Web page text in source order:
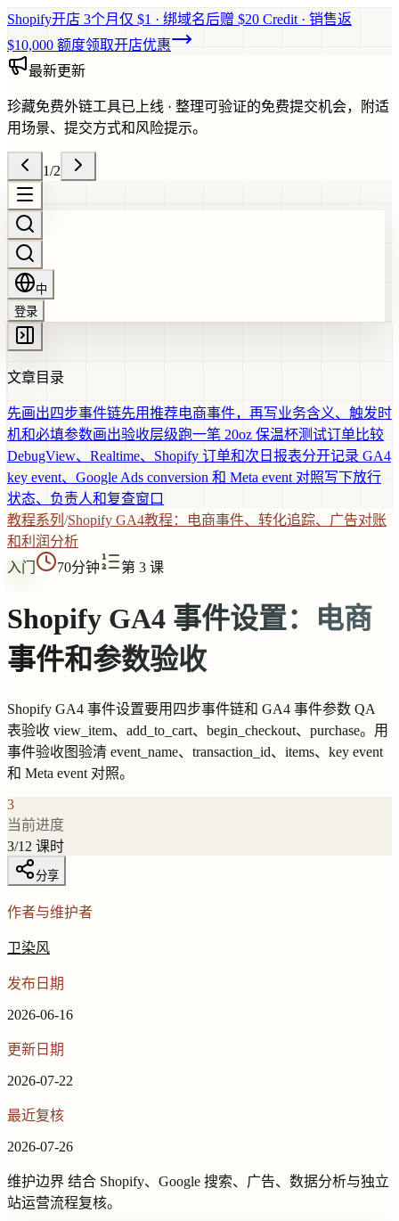
Shopify开店 3个月仅 $1 · 绑域名后赠 $20 Credit · 销售返
$10,000 额度领取开店优惠
最新更新
珍藏免费外链工具已上线 · 整理可验证的免费提交机会，附适
用场景、提交方式和风险提示。
1/2
中
登录
文章目录
先画出四步事件链先用推荐电商事件，再写业务含义、触发时
机和必填参数画出验收层级跑一笔 20oz 保温杯测试订单比较
DebugView、Realtime、Shopify 订单和次日报表分开记录 GA4
key event、Google Ads conversion 和 Meta event 对照写下放行
状态、负责人和复查窗口
教程系列 /Shopify GA4教程：电商事件、转化追踪、广告对账
和利润分析
入门
70分钟 第 3 课
Shopify GA4 事件设置：电商
事件和参数验收
Shopify GA4 事件设置要用四步事件链和 GA4 事件参数 QA
表验收 view_item、add_to_cart、begin_checkout、purchase。用
事件验收图验清 event_name、transaction_id、items、key event
和 Meta event 对照。
3
当前进度
3/12 课时
分享
作者与维护者
卫染风
发布日期
2026-06-16
更新日期
2026-07-22
最近复核
2026-07-26
维护边界 结合 Shopify、Google 搜索、广告、数据分析与独立
站运营流程复核。